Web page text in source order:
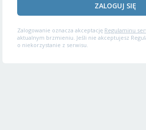
ZALOGUJ SIĘ
Zalogowanie oznacza akceptację Regulaminu
aktualnym brzmieniu. Jeśli nie akceptujesz
o niekorzystanie z serwisu.